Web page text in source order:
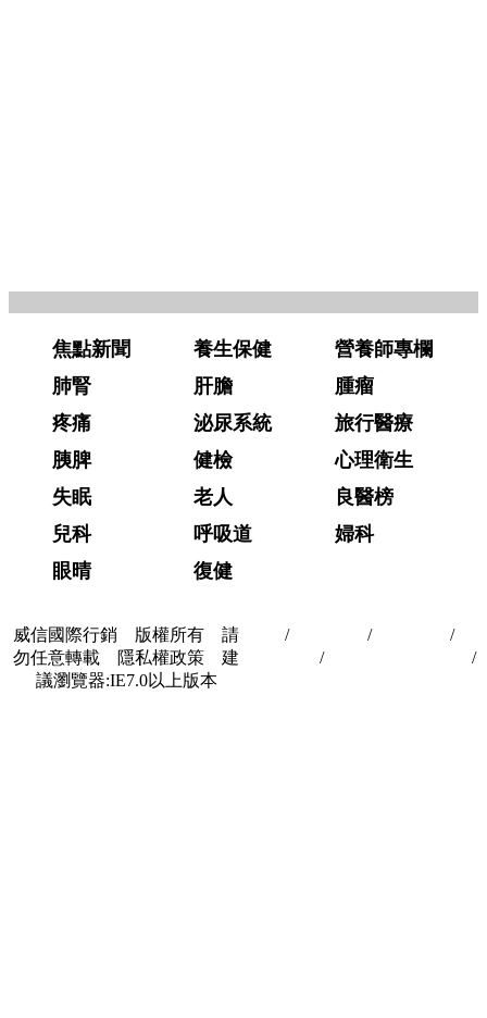
焦點新聞 養生保健
營養師專欄
肺腎
肝膽
腫瘤
疼痛
泌尿系統
旅行醫療
胰脾
健檢
心理衛生
失眠
老人
良醫榜
兒科
呼吸道
婦科
眼晴
復健
威信國際行銷 版權所有 請
勿任意轉載 隱私權政策 建
議瀏覽器:IE7.0以上版本
/ / /
/
/